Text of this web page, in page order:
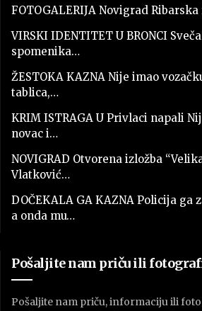
FOTOGALERIJA Novigrad Ribarska
VIRSKI IDENTITET U BRONCI
spomenika…
ŽESTOKA KAZNA Nije imao
tablica,…
KRIM ISTRAGA U Privlaci napali
novac i…
NOVIGRAD Otvorena izložba
Vlatković…
DOČEKALA GA KAZNA Policija ga
a onda mu…
Pošaljite nam priču ili
Pošaljite nam priču, informaciju ili